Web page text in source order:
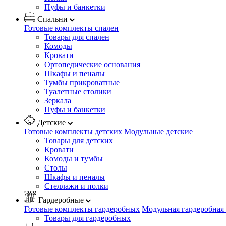
Пуфы и банкетки
Спальни
Готовые комплекты спален
Товары для спален
Комоды
Кровати
Ортопедические основания
Шкафы и пеналы
Тумбы прикроватные
Туалетные столики
Зеркала
Пуфы и банкетки
Детские
Готовые комплекты детских Модульные детские
Товары для детских
Кровати
Комоды и тумбы
Столы
Шкафы и пеналы
Стеллажи и полки
Гардеробные
Готовые комплекты гардеробных Модульная
Товары для гардеробных